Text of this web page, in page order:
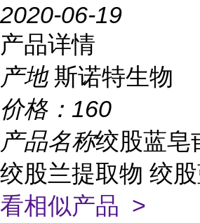
2020-06-19
产品详情
产地 斯诺特生物
价格： 160
产品名称绞股蓝皂
绞股兰提取物 绞
看相似产品 >